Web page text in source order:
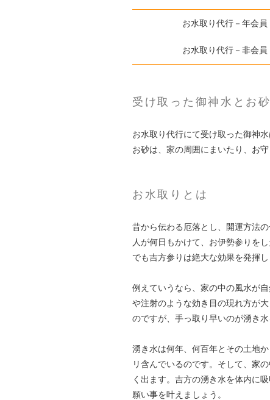
お水取り代行－年会員
お水取り代行－非会員
受け取った御神水とお
お水取り代行にて受け取った御神
お砂は、家の周囲にまいたり、お
お水取りとは
昔から伝わる厄落とし、開運方法
人が何日もかけて、お伊勢参りを
でも吉方参りは絶大な効果を発揮し
例えていうなら、家の中の風水が
や注射のような効き目の現れ方が
のですが、手っ取り早いのが湧き水
湧き水は何年、何百年とその土地
リ含んでいるのです。そして、家
く出ます。吉方の湧き水を体内に
願い事を叶えましょう。